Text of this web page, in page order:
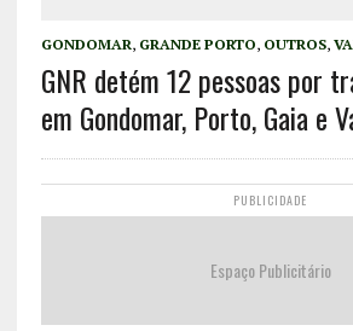
GONDOMAR, GRANDE PORTO, OUTROS,
GNR detém 12 pessoas por
em Gondomar, Porto, Gaia e
PUBLICIDADE
Espaço Publicitário